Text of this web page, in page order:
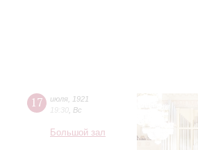
17 июля
1921
19:30 Вс
Большой зал